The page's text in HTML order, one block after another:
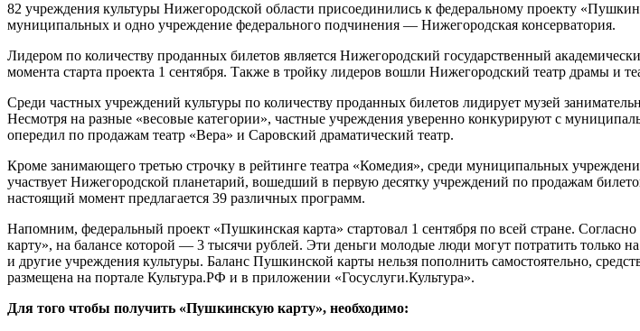
82 учреждения культуры Нижегородской области присоединились к федеральному проекту
муниципальных и одно учреждение федерального подчинения — Нижегородская консерватория.
Лидером по количеству проданных билетов является Нижегородский государственный
момента старта проекта 1 сентября. Также в тройку лидеров вошли Нижегородский театр драмы и
Среди частных учреждений культуры по количеству проданных билетов лидирует музей
Несмотря на разные «весовые категории», частные учреждения уверенно конкурируют с
опередил по продажам театр «Вера» и Саровский драматический театр.
Кроме занимающего третью строчку в рейтинге театра «Комедия», среди муниципальных
участвует Нижегородской планетарий, вошедший в первую десятку учреждений по продажам
настоящий момент предлагается 39 различных программ.
Напомним, федеральный проект «Пушкинская карта» стартовал 1 сентября по всей стране.
карту», на балансе которой — 3 тысячи рублей. Эти деньги молодые люди могут потратить только
и другие учреждения культуры. Баланс Пушкинской карты нельзя пополнить самостоятельно,
размещена на портале Культура.РФ и в приложении «Госуслуги.Культура».
Для того чтобы получить «Пушкинскую карту», необходимо: